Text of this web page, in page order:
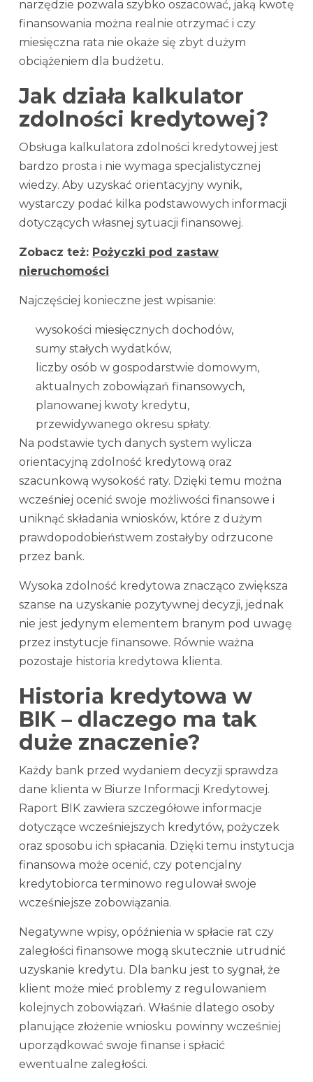
narzędzie pozwala szybko oszacować, jaką kwotę
finansowania można realnie otrzymać i czy
miesięczna rata nie okaże się zbyt dużym
obciążeniem dla budżetu.
Jak działa kalkulator
zdolności kredytowej?
Obsługa kalkulatora zdolności kredytowej jest
bardzo prosta i nie wymaga specjalistycznej
wiedzy. Aby uzyskać orientacyjny wynik,
wystarczy podać kilka podstawowych informacji
dotyczących własnej sytuacji finansowej.
Zobacz też: Pożyczki pod zastaw
nieruchomości
Najczęściej konieczne jest wpisanie:
wysokości miesięcznych dochodów,
sumy stałych wydatków,
liczby osób w gospodarstwie domowym,
aktualnych zobowiązań finansowych,
planowanej kwoty kredytu,
przewidywanego okresu spłaty.
Na podstawie tych danych system wylicza
orientacyjną zdolność kredytową oraz
szacunkową wysokość raty. Dzięki temu można
wcześniej ocenić swoje możliwości finansowe i
uniknąć składania wniosków, które z dużym
prawdopodobieństwem zostałyby odrzucone
przez bank.
Wysoka zdolność kredytowa znacząco zwiększa
szanse na uzyskanie pozytywnej decyzji, jednak
nie jest jedynym elementem branym pod uwagę
przez instytucje finansowe. Równie ważna
pozostaje historia kredytowa klienta.
Historia kredytowa w
BIK – dlaczego ma tak
duże znaczenie?
Każdy bank przed wydaniem decyzji sprawdza
dane klienta w Biurze Informacji Kredytowej.
Raport BIK zawiera szczegółowe informacje
dotyczące wcześniejszych kredytów, pożyczek
oraz sposobu ich spłacania. Dzięki temu instytucja
finansowa może ocenić, czy potencjalny
kredytobiorca terminowo regulował swoje
wcześniejsze zobowiązania.
Negatywne wpisy, opóźnienia w spłacie rat czy
zaległości finansowe mogą skutecznie utrudnić
uzyskanie kredytu. Dla banku jest to sygnał, że
klient może mieć problemy z regulowaniem
kolejnych zobowiązań. Właśnie dlatego osoby
planujące złożenie wniosku powinny wcześniej
uporządkować swoje finanse i spłacić
ewentualne zaległości.